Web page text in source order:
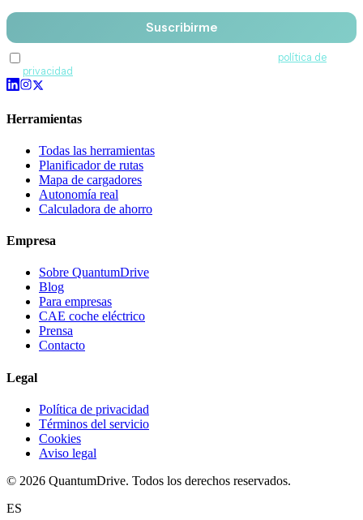
Suscribirme
política de
privacidad
Herramientas
Todas las herramientas
Planificador de rutas
Mapa de cargadores
Autonomía real
Calculadora de ahorro
Empresa
Sobre QuantumDrive
Blog
Para empresas
CAE coche eléctrico
Prensa
Contacto
Legal
Política de privacidad
Términos del servicio
Cookies
Aviso legal
© 2026 QuantumDrive. Todos los derechos reservados.
ES